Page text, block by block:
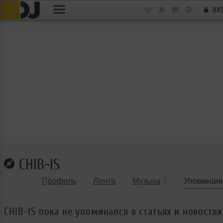
CHIB-IS
Профиль Лента Музыка
CHIB-IS пока не упоминался в статьях и новостях